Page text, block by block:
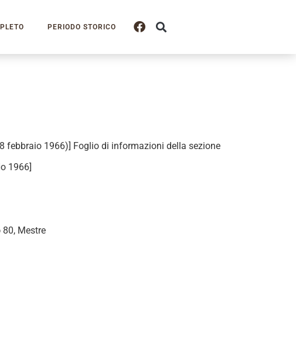
PERIODO STORICO
febbraio 1966)] Foglio di informazioni della sezione
1966]
Mestre